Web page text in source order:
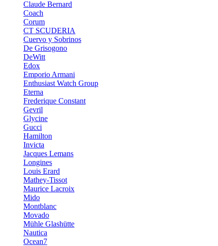
Claude Bernard
Coach
Corum
CT SCUDERIA
Cuervo y Sobrinos
De Grisogono
DeWitt
Edox
Emporio Armani
Enthusiast Watch Group
Eterna
Frederique Constant
Gevril
Glycine
Gucci
Hamilton
Invicta
Jacques Lemans
Longines
Louis Erard
Mathey-Tissot
Maurice Lacroix
Mido
Montblanc
Movado
Mühle Glashütte
Nautica
Ocean7